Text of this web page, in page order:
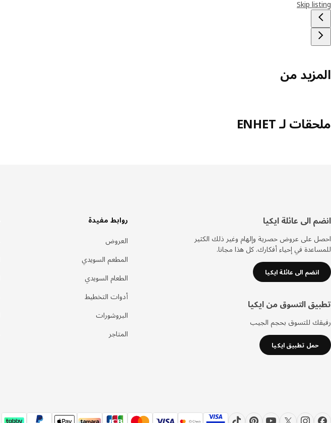
Skip listing
المزيد من
ملحقات لـ ENHET
أسفل
الصفحة
انضم الى عائلة ايكيا
احصل على عروض حصرية وإلهام وغير ذلك الكثير
للمساعدة في إحياء أفكارك. كل هذا مجانا.
انضم الى عائلة ايكيا
تطبيق التسوق من ايكيا
رفيقك للتسوق بحجم الجيب
حمل تطبيق ايكيا
روابط مفيدة
العروض
المطعم السويدي
الطعام السويدي
أدوات التخطيط
البروشورات
المتاجر